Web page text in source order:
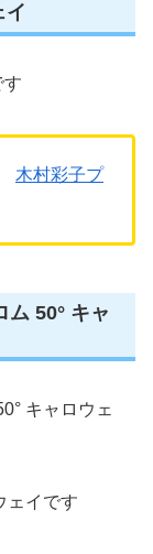
イ
す
木村彩子プ
ム 50° キャ
キャロウェ
ェイです